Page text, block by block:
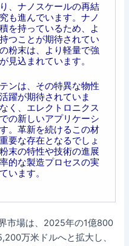
、ナノスケールの再結
も進んでいます。ナノ
を持っているため、よ
つことが期待されてい
粉末は、より軽量で強
見込まれています。
ンは、その特異な物性
躍が期待されていま
く、エレクトロニクス
の新しいアプリケーシ
。革新を続けるこの材
要な存在となるでしょ
末の特性や技術の進展
的な製造プロセスの実
います。
市場は、2025年の1億800
万米ドルへと拡大し、